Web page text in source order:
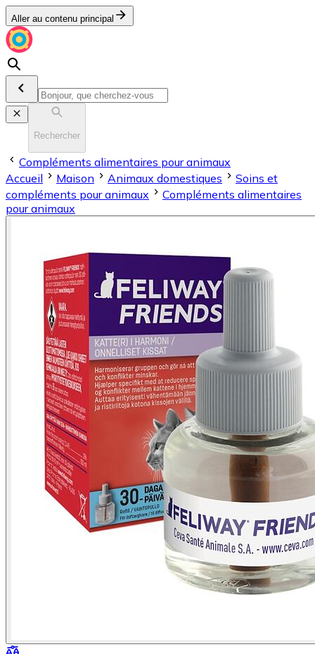
Aller au contenu principal
Rechercher
Compléments alimentaires pour animaux
Accueil
Maison Animaux domestiques
Soins et
compléments pour animaux
Compléments alimentaires
pour animaux